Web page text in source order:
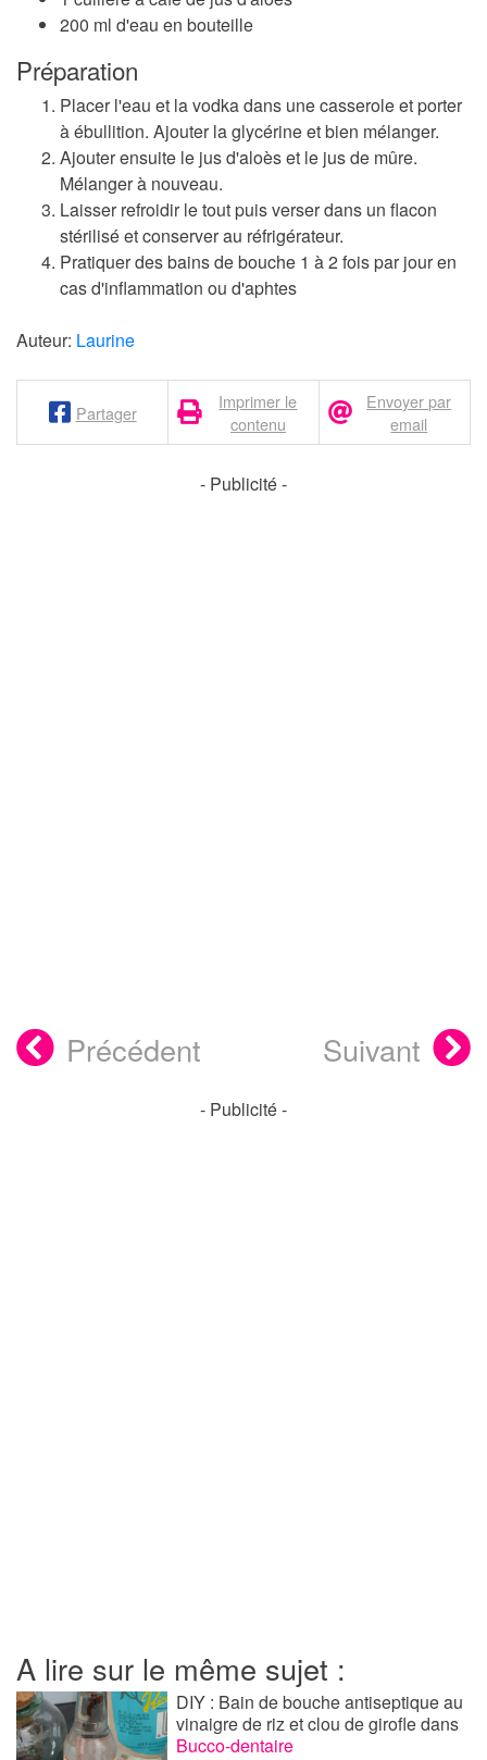
200 ml d'eau en bouteille
Préparation
Placer l'eau et la vodka dans une casserole et porter
à ébullition. Ajouter la glycérine et bien mélanger.
Ajouter ensuite le jus d'aloès et le jus de mûre.
Mélanger à nouveau.
Laisser refroidir le tout puis verser dans un flacon
stérilisé et conserver au réfrigérateur.
Pratiquer des bains de bouche 1 à 2 fois par jour en
cas d'inflammation ou d'aphtes
Auteur: Laurine
Partager
Imprimer le
contenu
Envoyer par
email
- Publicité -
Précédent Suivant
- Publicité -
A lire sur le même sujet :
DIY : Bain de bouche antiseptique au
vinaigre de riz et clou de girofledans
Bucco-dentaire